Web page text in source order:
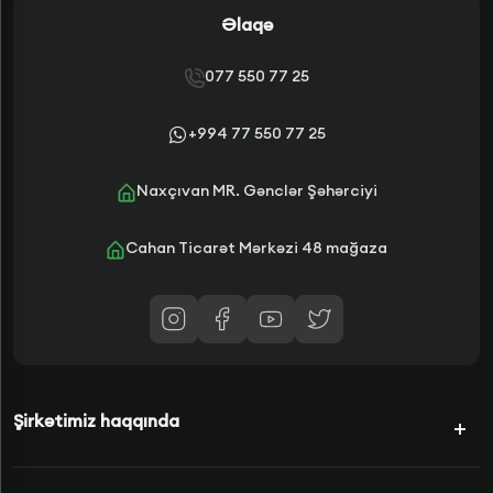
Şirkətimiz haqqında
Əlaqə
077 550 77 25
+994 77 550 77 25
Naxçıvan MR. Gənclər Şəhərciyi
Cahan Ticarət Mərkəzi 48 mağaza